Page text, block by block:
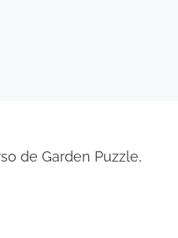
de Garden Puzzle,